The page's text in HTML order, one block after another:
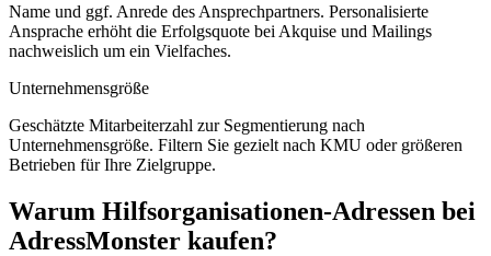
Name und ggf. Anrede des Ansprechpartners. Personalisierte
Ansprache erhöht die Erfolgsquote bei Akquise und Mailings
nachweislich um ein Vielfaches.
Unternehmensgröße
Geschätzte Mitarbeiterzahl zur Segmentierung nach
Unternehmensgröße. Filtern Sie gezielt nach KMU oder größeren
Betrieben für Ihre Zielgruppe.
Warum Hilfsorganisationen-Adressen bei
AdressMonster kaufen?